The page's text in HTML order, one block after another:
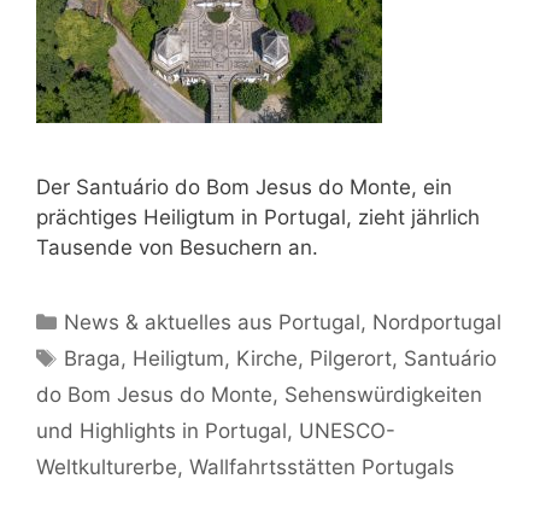
Der Santuário do Bom Jesus do Monte, ein
prächtiges Heiligtum in Portugal, zieht jährlich
Tausende von Besuchern an.
Kategorien
News & aktuelles aus Portugal, Nordportugal
Schlagwörter
Braga, Heiligtum, Kirche, Pilgerort, Santuário
do Bom Jesus do Monte, Sehenswürdigkeiten
und Highlights in Portugal, UNESCO-
Weltkulturerbe, Wallfahrtsstätten Portugals